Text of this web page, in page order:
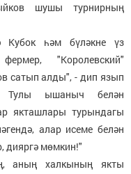
шушы турнирның
Кубок һәм бүләкне үз
"Королевский"
сатып алды", - дип язып
Тулы ышаныч белән
якташлары турындагы
алар исеме белән
дияргә мөмкин!"
аның халкының якты